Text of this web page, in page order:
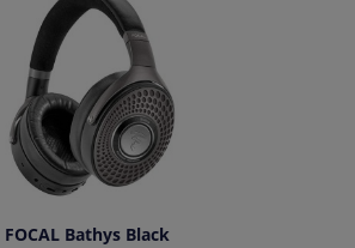
FOCAL Bathys Black